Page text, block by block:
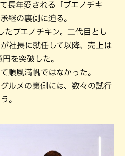
長年愛される「ブエノチキ
継の裏側に迫る。
ブエノチキン。二代目とし
社長に就任して以降、売上は
を突破した。
順風満帆ではなかった。
ルメの裏側には、数々の試行
。